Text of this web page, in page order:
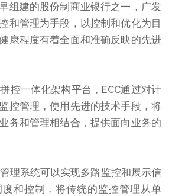
组建的股份制商业银行之一，广发
和管理为手段，以控制和优化为目
康程度有着全面和准确反映的先进
控一体化架构平台，ECC通过对计
控管理，使用先进的技术手段，将
务和管理相结合，提供面向业务的
理系统可以实现多路监控和展示信
和控制，将传统的监控管理从单